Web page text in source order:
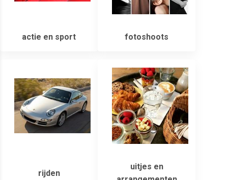
actie en sport fotoshoots
rijden
uitjes en